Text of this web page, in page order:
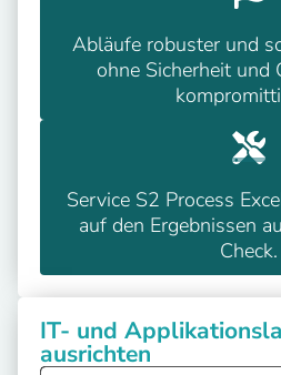
Abläufe robuster und
ohne Sicherheit und
Service S2 Process
auf den Ergebnissen
Check.
IT- und
ausrichten